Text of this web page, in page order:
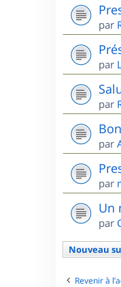
par
par
par
par
par
Un
par
Nouveau
Revenir à